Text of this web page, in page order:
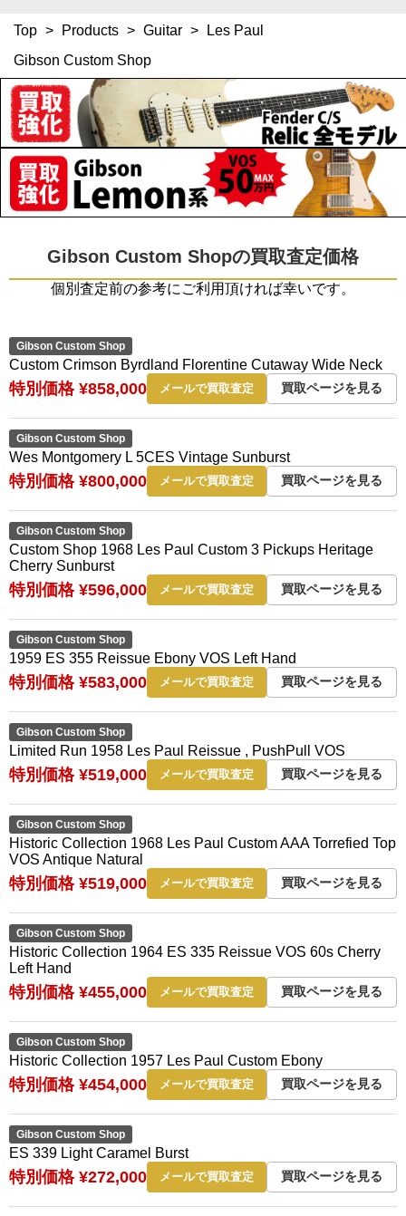
Top > Products > Guitar >
Les Paul
Gibson Custom Shop
Gibson Custom Shopの買取査定価格
個別査定前の参考にご利用頂ければ幸いです。
Gibson Custom Shop
Custom Crimson Byrdland Florentine Cutaway Wide Neck
特別価格 ¥858,000 メールで買取査定 買取ページを見る
Gibson Custom Shop
Wes Montgomery L 5CES Vintage Sunburst
特別価格 ¥800,000 メールで買取査定 買取ページを見る
Gibson Custom Shop
Custom Shop 1968 Les Paul Custom 3 Pickups Heritage
Cherry Sunburst
特別価格 ¥596,000 メールで買取査定 買取ページを見る
Gibson Custom Shop
1959 ES 355 Reissue Ebony VOS Left Hand
特別価格 ¥583,000 メールで買取査定 買取ページを見る
Gibson Custom Shop
Limited Run 1958 Les Paul Reissue , PushPull VOS
特別価格 ¥519,000 メールで買取査定 買取ページを見る
Gibson Custom Shop
Historic Collection 1968 Les Paul Custom AAA Torrefied Top
VOS Antique Natural
特別価格 ¥519,000 メールで買取査定 買取ページを見る
Gibson Custom Shop
Historic Collection 1964 ES 335 Reissue VOS 60s Cherry
Left Hand
特別価格 ¥455,000 メールで買取査定 買取ページを見る
Gibson Custom Shop
Historic Collection 1957 Les Paul Custom Ebony
特別価格 ¥454,000 メールで買取査定 買取ページを見る
Gibson Custom Shop
ES 339 Light Caramel Burst
特別価格 ¥272,000 メールで買取査定 買取ページを見る